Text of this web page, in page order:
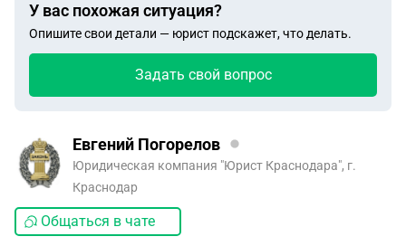
У вас похожая ситуация?
Опишите свои детали — юрист подскажет, что делать.
Задать свой вопрос
Евгений Погорелов
Юридическая компания "Юрист Краснодара", г.
Краснодар
Общаться в чате